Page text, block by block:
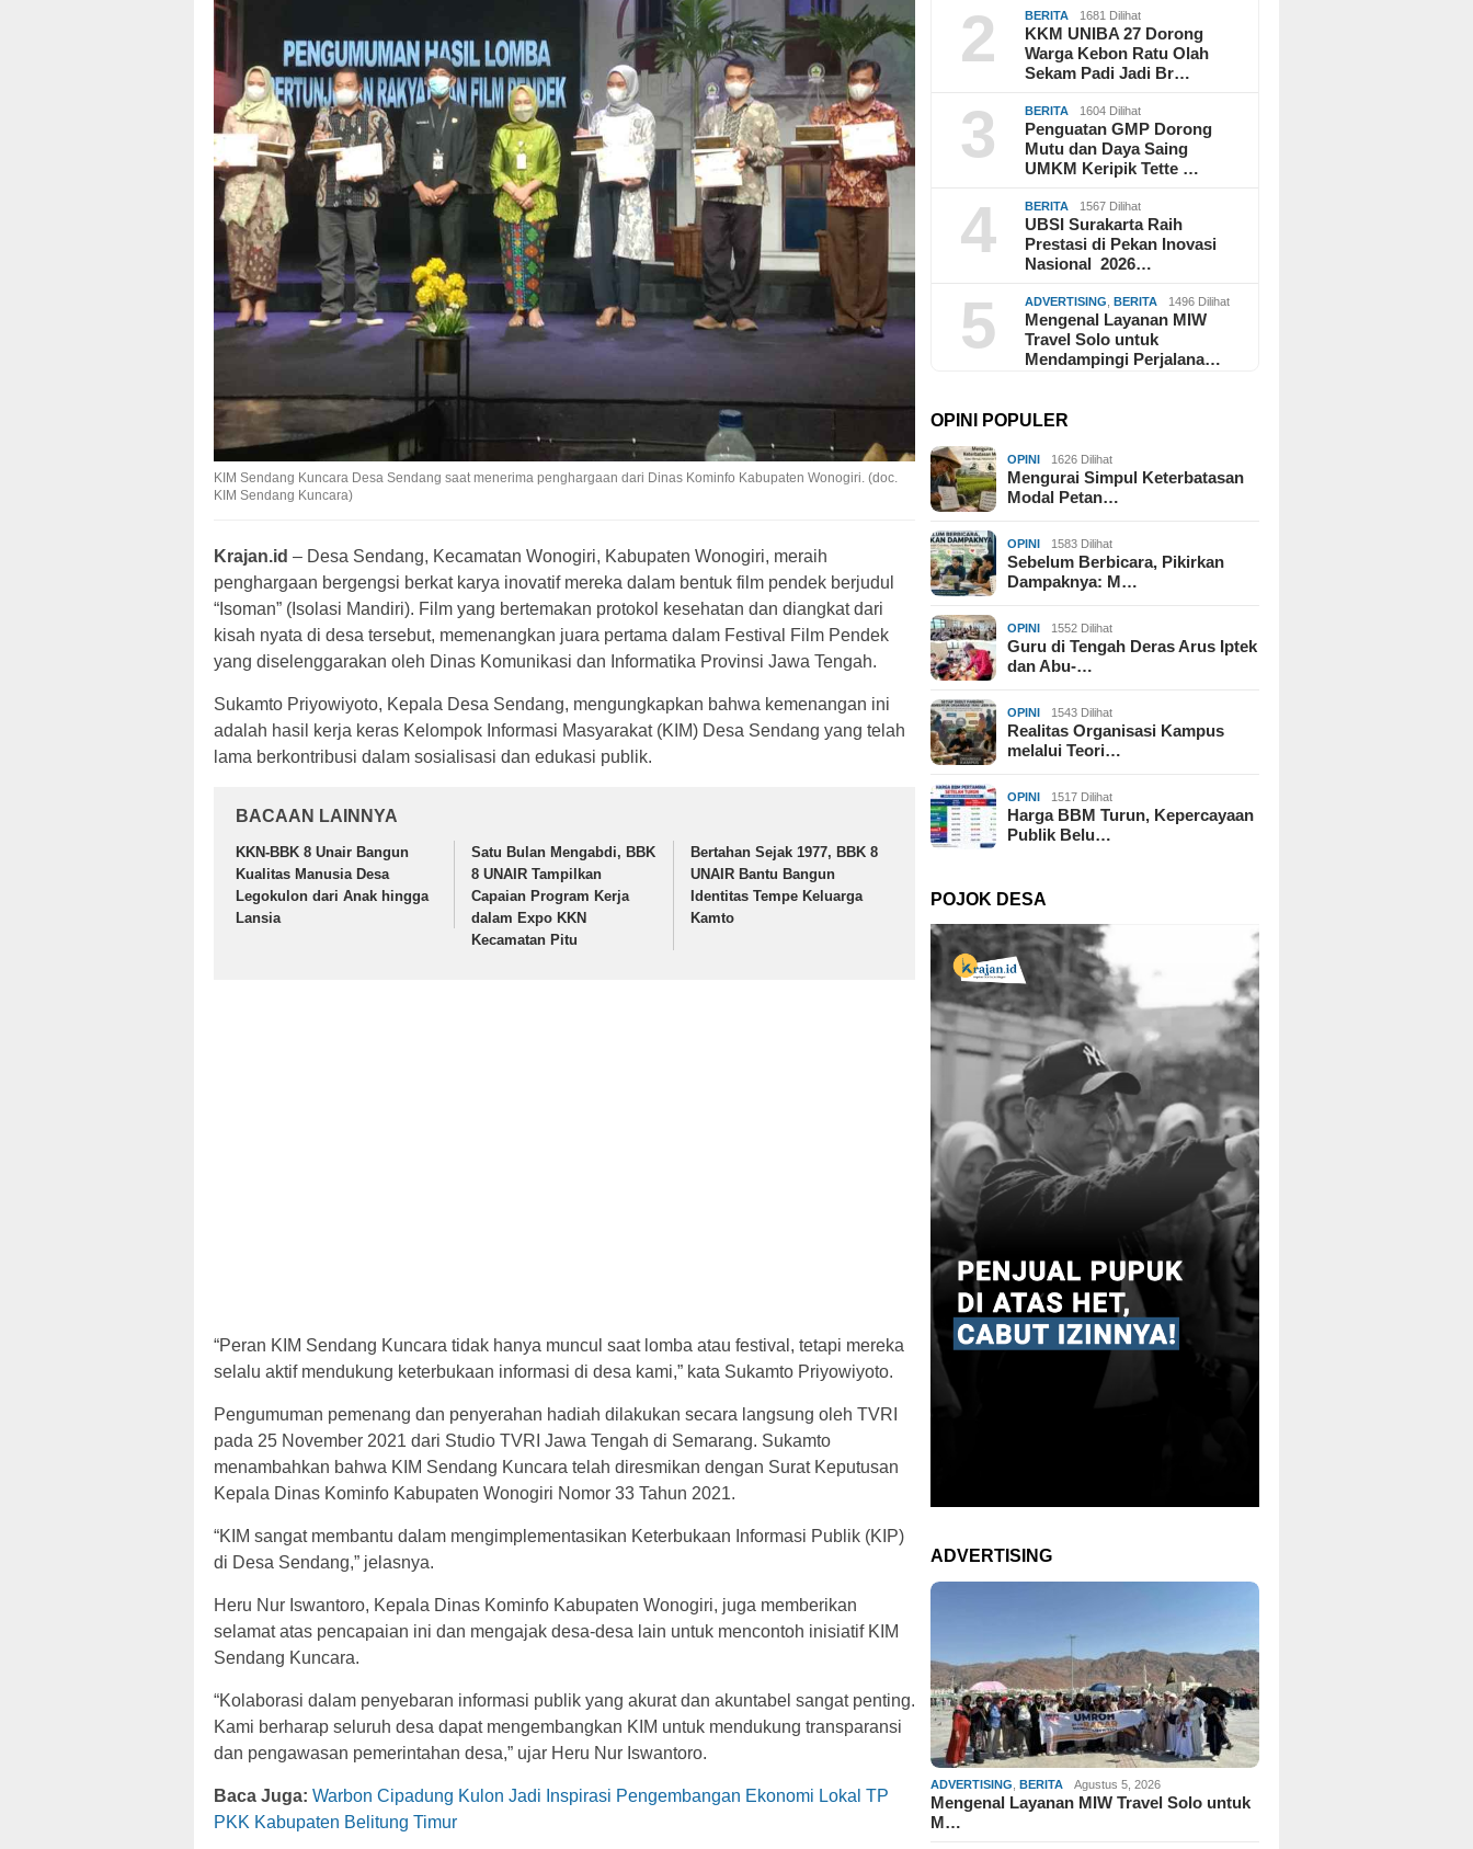
KIM Sendang Kuncara Desa Sendang saat menerima penghargaan dari Dinas Kominfo Kabupaten Wonogiri. (doc.
KIM Sendang Kuncara)
Krajan.id – Desa Sendang, Kecamatan Wonogiri, Kabupaten Wonogiri, meraih
penghargaan bergengsi berkat karya inovatif mereka dalam bentuk film pendek berjudul
“Isoman” (Isolasi Mandiri). Film yang bertemakan protokol kesehatan dan diangkat dari
kisah nyata di desa tersebut, memenangkan juara pertama dalam Festival Film Pendek
yang diselenggarakan oleh Dinas Komunikasi dan Informatika Provinsi Jawa Tengah.
Sukamto Priyowiyoto, Kepala Desa Sendang, mengungkapkan bahwa kemenangan ini
adalah hasil kerja keras Kelompok Informasi Masyarakat (KIM) Desa Sendang yang telah
lama berkontribusi dalam sosialisasi dan edukasi publik.
BACAAN LAINNYA
KKN-BBK 8 Unair Bangun
Kualitas Manusia Desa
Legokulon dari Anak hingga
Lansia
Satu Bulan Mengabdi, BBK
8 UNAIR Tampilkan
Capaian Program Kerja
dalam Expo KKN
Kecamatan Pitu
Bertahan Sejak 1977, BBK 8
UNAIR Bantu Bangun
Identitas Tempe Keluarga
Kamto
“Peran KIM Sendang Kuncara tidak hanya muncul saat lomba atau festival, tetapi mereka
selalu aktif mendukung keterbukaan informasi di desa kami,” kata Sukamto Priyowiyoto.
Pengumuman pemenang dan penyerahan hadiah dilakukan secara langsung oleh TVRI
pada 25 November 2021 dari Studio TVRI Jawa Tengah di Semarang. Sukamto
menambahkan bahwa KIM Sendang Kuncara telah diresmikan dengan Surat Keputusan
Kepala Dinas Kominfo Kabupaten Wonogiri Nomor 33 Tahun 2021.
“KIM sangat membantu dalam mengimplementasikan Keterbukaan Informasi Publik (KIP)
di Desa Sendang,” jelasnya.
Heru Nur Iswantoro, Kepala Dinas Kominfo Kabupaten Wonogiri, juga memberikan
selamat atas pencapaian ini dan mengajak desa-desa lain untuk mencontoh inisiatif KIM
Sendang Kuncara.
“Kolaborasi dalam penyebaran informasi publik yang akurat dan akuntabel sangat penting.
Kami berharap seluruh desa dapat mengembangkan KIM untuk mendukung transparansi
dan pengawasan pemerintahan desa,” ujar Heru Nur Iswantoro.
Baca Juga: Warbon Cipadung Kulon Jadi Inspirasi Pengembangan Ekonomi Lokal TP
PKK Kabupaten Belitung Timur
2 BERITA 1681 Dilihat
KKM UNIBA 27 Dorong
Warga Kebon Ratu Olah
Sekam Padi Jadi Br…
3 BERITA 1604 Dilihat
Penguatan GMP Dorong
Mutu dan Daya Saing
UMKM Keripik Tette …
4 BERITA 1567 Dilihat
UBSI Surakarta Raih
Prestasi di Pekan Inovasi
Nasional 2026…
5 ADVERTISING ,BERITA 1496 Dilihat
Mengenal Layanan MIW
Travel Solo untuk
Mendampingi Perjalana…
OPINI POPULER
OPINI 1626 Dilihat
Mengurai Simpul Keterbatasan
Modal Petan…
OPINI 1583 Dilihat
Sebelum Berbicara, Pikirkan
Dampaknya: M…
OPINI 1552 Dilihat
Guru di Tengah Deras Arus Iptek
dan Abu-…
OPINI 1543 Dilihat
Realitas Organisasi Kampus
melalui Teori…
OPINI 1517 Dilihat
Harga BBM Turun, Kepercayaan
Publik Belu…
POJOK DESA
ADVERTISING
ADVERTISING ,BERITA Agustus 5, 2026
Mengenal Layanan MIW Travel Solo untuk
M…